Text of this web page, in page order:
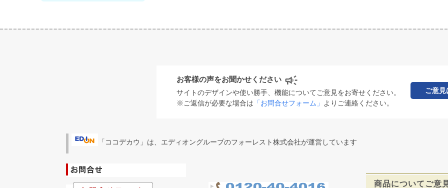
お客様の声をお聞かせください
サイトのデザインや使い勝手、機能についてご意見をお寄せください。
※ご返信が必要な場合は 「お問合せフォーム」 よりご連絡ください。
ご意見
「ココデカウ」は、エディオングループのフォーレスト株式会社が運営しています
商品についてご意